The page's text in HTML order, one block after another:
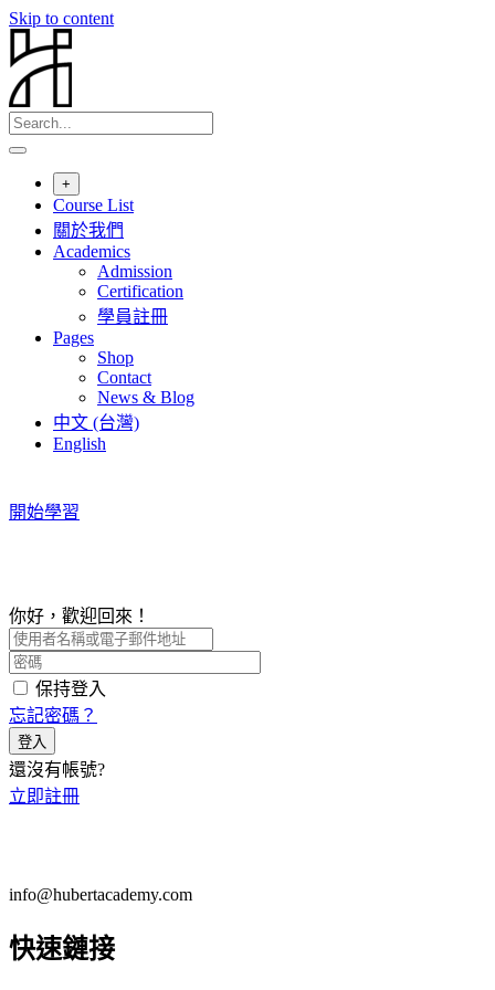
Skip to content
+
Course List
關於我們
Academics
Admission
Certification
學員註冊
Pages
Shop
Contact
News & Blog
中文 (台灣)
English
開始學習
你好，歡迎回來！
保持登入
忘記密碼？
登入
還沒有帳號?
立即註冊
info@hubertacademy.com
快速鏈接